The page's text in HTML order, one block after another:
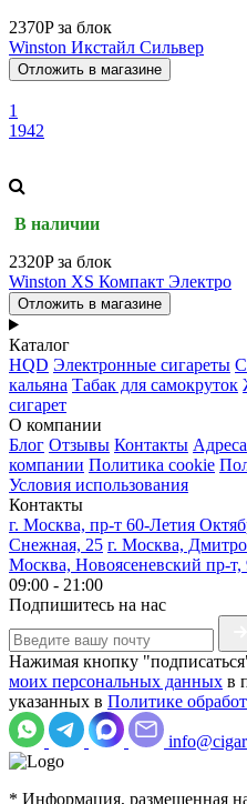
2370P за блок
Winston Икстайл Сильвер
Отложить в магазине
1
1942
В наличии
2320P за блок
Winston XS Компакт Электро
Отложить в магазине
Каталог
HQD Электронные сигареты
кальяна Табак для самокруток
сигарет
О компании
Блог Отзывы Контакты
компании Политика cookie
Условия использования
Контакты
г. Москва, пр-т 60-Летия
Снежная, 25 г. Москва,
Москва, Новоясеневский пр-т,
09:00 - 21:00
Подпишитесь на нас
Нажимая кнопку
моих персональных данных в
указанных в Политике
* Информация, размещенная